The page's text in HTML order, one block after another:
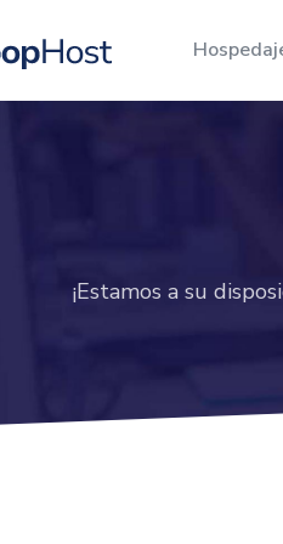
Máxima escalabilidad y
para sus aplicaciones.
¡Estamos a su